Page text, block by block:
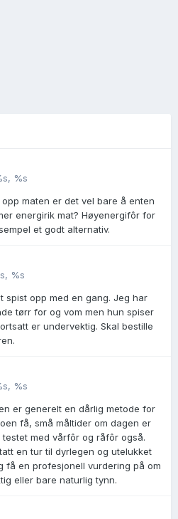
%s
maten er det vel bare å enten
energirik mat? Høyenergifôr for
et godt alternativ.
%s
spist opp med en gang. Jeg har
tørr for og vom men hun spiser
er undervektig. Skal bestille
%s
er generelt en dårlig metode for
få, små måltider om dagen er
med vårfôr og råfôr også.
en tur til dyrlegen og utelukket
få en profesjonell vurdering på om
eller bare naturlig tynn.